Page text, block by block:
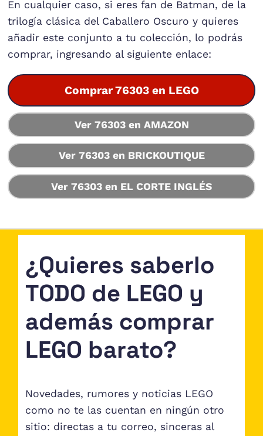
En cualquier caso, si eres fan de Batman, de la
trilogía clásica del Caballero Oscuro y quieres
añadir este conjunto a tu colección, lo podrás
comprar, ingresando al siguiente enlace:
Comprar 76303 en LEGO
Ver 76303 en AMAZON
Ver 76303 en BRICKOUTIQUE
Ver 76303 en EL CORTE INGLÉS
¿Quieres saberlo
TODO de LEGO y
además comprar
LEGO barato?
Novedades, rumores y noticias LEGO
como no te las cuentan en ningún otro
sitio: directas a tu correo, sinceras al